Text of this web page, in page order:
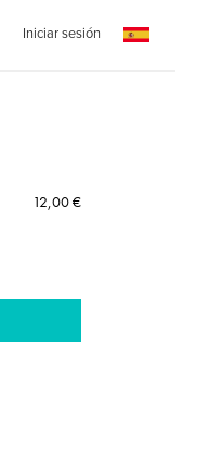
Iniciar sesión
12,00 €